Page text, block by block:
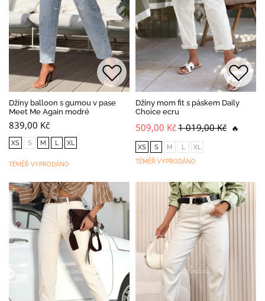
Džíny balloon s gumou v pase
Meet Me Again modré
839,00 Kč
XS S M L XL
TÉMĚŘ VYPRODÁNO
Džíny mom fit s páskem Daily
Choice ecru
509,00 Kč1 019,00 Kč 🔥
XS S M L XL
TÉMĚŘ VYPRODÁNO